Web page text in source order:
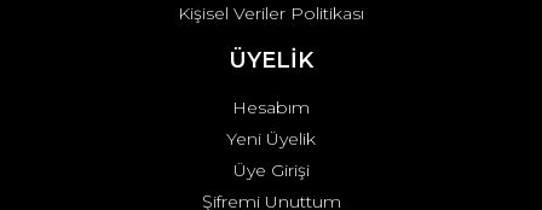
Kişisel Veriler Politikası
ÜYELİK
Hesabım
Yeni Üyelik
Üye Girişi
Şifremi Unuttum